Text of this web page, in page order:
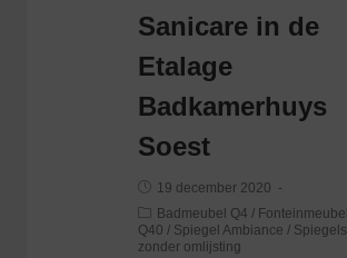
Sanicare in de
Etalage
Badkamerhuys
Soest
19 december 2020
Badmeubel Q4 / Fonteinmeubel
Q40 / Spiegel Ambiance / Spiegels
zonder omlijsting